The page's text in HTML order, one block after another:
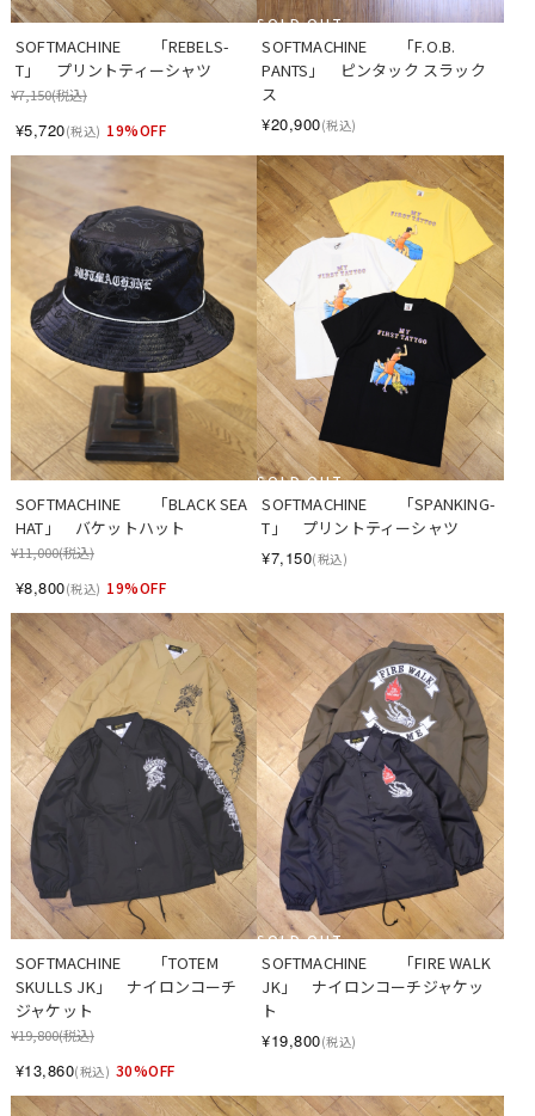
SOFTMACHINE　　「REBELS-
T」　プリントティーシャツ
¥7,150(税込)
¥5,720(税込) 19%OFF
SOLD OUT
SOFTMACHINE　　「F.O.B.
PANTS」　ピンタック スラック
ス
¥20,900(税込)
SOFTMACHINE　　「BLACK SEA
HAT」　バケットハット
¥11,000(税込)
¥8,800(税込) 19%OFF
SOLD OUT
SOFTMACHINE　　「SPANKING-
T」　プリントティーシャツ
¥7,150(税込)
SOFTMACHINE　　「TOTEM
SKULLS JK」　ナイロンコーチ
ジャケット
¥19,800(税込)
¥13,860(税込) 30%OFF
SOLD OUT
SOFTMACHINE　　「FIRE WALK
JK」　ナイロンコーチジャケッ
ト
¥19,800(税込)